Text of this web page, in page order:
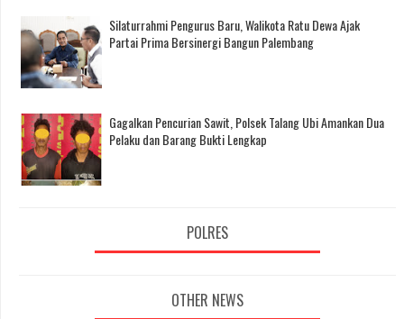
Silaturrahmi Pengurus Baru, Walikota Ratu Dewa Ajak
Partai Prima Bersinergi Bangun Palembang
Gagalkan Pencurian Sawit, Polsek Talang Ubi Amankan Dua
Pelaku dan Barang Bukti Lengkap
POLRES
OTHER NEWS